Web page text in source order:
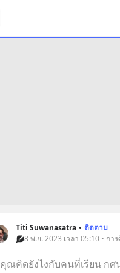
Titi Suwanasatra • ติดตาม
8 พ.ย. 2023 เวลา 05:10 • กา
คุณคิดยังไงกับคนที่เรียน กศ